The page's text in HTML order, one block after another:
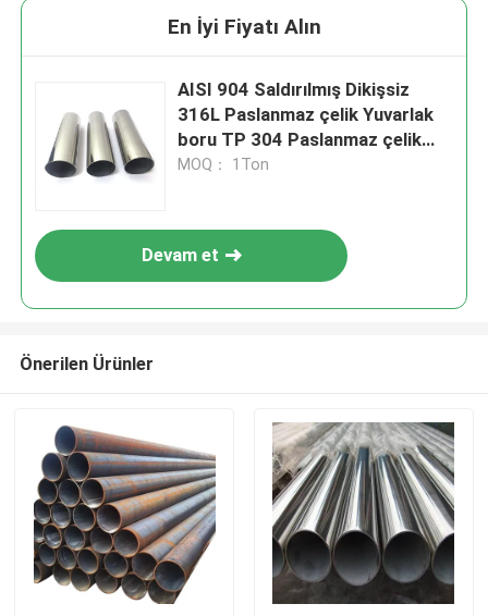
En İyi Fiyatı Alın
AISI 904 Saldırılmış Dikişsiz
316L Paslanmaz çelik Yuvarlak
boru TP 304 Paslanmaz çelik
borular 201 Paslanmaz çelik
MOQ： 1Ton
Devam et
Önerilen Ürünler